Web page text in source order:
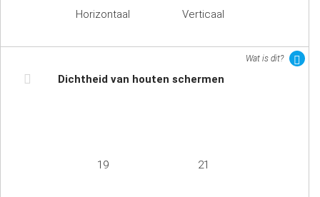
Horizontaal Verticaal
Wat is dit?
Dichtheid van houten schermen
19 21